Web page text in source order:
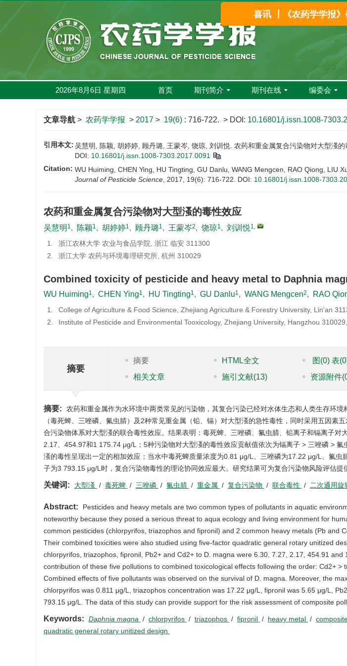
2026年8月6日 星期四 首页 期刊简介 期刊在线 编委会
文章导航 > 农药学学报 > 2017 > 19(6) : 716-722. > DOI: 10.16801/j.issn.1008-
引用本文:吴慧明, 陈颖, 胡婷婷, 顾丹璐, 王蒙岑, 饶琼, 刘训悦. 农药和重金属复合污染物对大型溞
DOI: 10.16801/j.issn.1008-7303.2017.0091
Citation: WU Huiming, CHEN Ying, HU Tingting, GU Danlu, WANG Mengcen, RAO Qiong, LIU
Journal of Pesticide Science , 2017, 19(6): 716-722. DOI: 10.16801/j.issn.1008-
农药和重金属复合污染物对大型溞的毒性效应
吴慧明 1, 陈颖1, 胡婷婷1, 顾丹璐1, 王蒙岑2, 饶琼1, 刘训悦1,
1.
浙江农林大学 农业与食品学院, 浙江 临安 311300
2.
浙江大学 农药与环境毒理研究所, 杭州 310029
Combined toxicity of pesticide and heavy metal to Daphnia
WU Huiming1, CHEN Ying1, HU Tingting1, GU Danlu1, WANG Mengcen2, RAO
1.
College of Agriculture & Food Science, Zhejiang Agriculture & Forestry University, Lin'an
2.
Institute of Pesticide and Environmental Tooxicology, Zhejiang University, Hangzhou
摘要
摘要 HTML全文 图 (0) 表
相关文章
施引文献(13) 资源附件
摘要:
农药和重金属作为水环境中两类常见的污染物，其复合污染已经对水体生态和人类生存环
（毒死蜱、三唑磷、氟虫腈）及2种常见重金属（铅、镉）对大型溞的急性毒性，同时采用五因素
合污染物体系对大型溞的联合毒性效应。结果表明：毒死蜱、三唑磷、氟虫腈、铅离子和镉离子对
2.17、454.97和1 175.74 μg/L；5种污染物对大型溞的毒性效应贡献值依次为镉离子 > 三唑磷 >
溞的毒性呈现出一定的相加效应；当水中毒死蜱质量浓度为0.81 μg/L、三唑磷为17.22 μg/L、氟
子为3 793.15 μg/L时，复合污染物毒性的理论协同效应最大。研究结果可为复合污染物风险评估提
关键词: 大型溞 / 毒死蜱 / 三唑磷 / 氟虫腈 / 重金属 / 复合污染物 / 联合毒性 / 二次通用旋
Abstract:
Pesticides and heavy metals are two common types of pollutants in aquatic
noteworthy because they posed a serious threat to aqua ecology and living environment for
common pesticides (chlorpyrifos, triazophos and fipronil) and 2 common heavy metals (Pb and
Their combined toxicities were also studied using five-factor quadratic general rotary unitized
chlorpyrifos, triazophos, fipronil, Pb2+ and Cd2+ to D. magna were 6.30, 7.27, 2.17, 454.91 and
contribution of these five pollutions to combined toxicological effects following the order: Cd2+ >
Combined effects of five pollutants was observed on the survival of D. magna. Moreover, the
chlorpyrifos was 0.811 μg/L, triazophos concentration was 17.22 μg/L, fipronil was 5.65 μg/L,
793.15 μg/L. The data of this study can provide support for the risk assessment of composite
Keywords: Daphnia magna / chlorpyrifos / triazophos / fipronil / heavy metal /
quadratic general rotary unitized design
喜讯 ┃《农药学学报》